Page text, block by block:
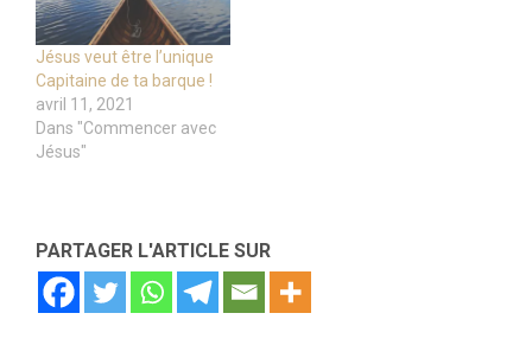
Jésus veut être l’unique
Capitaine de ta barque !
avril 11, 2021
Dans "Commencer avec
Jésus"
PARTAGER L'ARTICLE SUR